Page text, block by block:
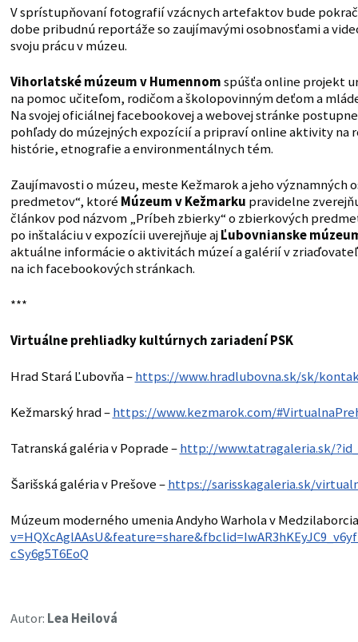
V sprístupňovaní fotografií vzácnych artefaktov bude
dobe pribudnú reportáže so zaujímavými osobnosťami a
svoju prácu v múzeu.
Vihorlatské múzeum v Humennomspúšťa online projekt
na pomoc učiteľom, rodičom a školopovinným deťom a
Na svojej oficiálnej facebookovej a webovej stránke
pohľady do múzejných expozícií a pripraví online aktivity na
histórie, etnografie a environmentálnych tém.
Zaujímavosti o múzeu, meste Kežmarok a jeho významných
predmetov“, ktoré Múzeum v Kežmarku pravidelne
článkov pod názvom „Príbeh zbierky“ o zbierkových
po inštaláciu v expozícii uverejňuje ajĽubovnianske
aktuálne informácie o aktivitách múzeí a galérií v
na ich facebookových stránkach.
***
Virtuálne prehliadky kultúrnych zariadení PSK
Hrad Stará Ľubovňa –https://www.hradlubovna.sk/sk/
Kežmarský hrad –https://www.kezmarok.com/
Tatranská galéria v Poprade –http://www.tatragaleria.sk/
Šarišská galéria v Prešove –https://sarisskagaleria.sk/
Múzeum moderného umenia Andyho Warhola v
cSy6g5T6EoQ
Autor: Lea Heilová